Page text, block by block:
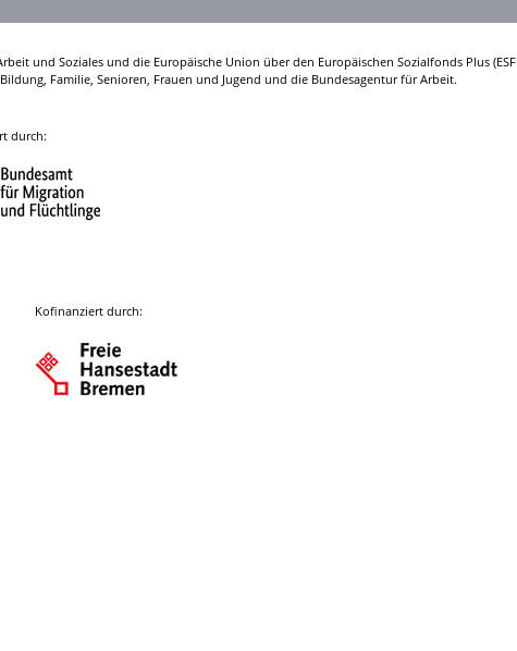
und Soziales und die Europäische Union über den Europäischen Sozialfonds Plus
Familie, Senioren, Frauen und Jugend und die Bundesagentur für Arbeit.
durch:
Kofinanziert durch: